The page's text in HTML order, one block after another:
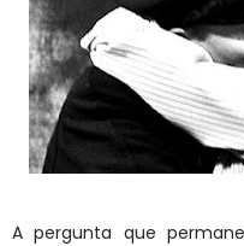
A pergunta que